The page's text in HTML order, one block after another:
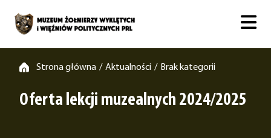
Strona główna / Aktualności / Brak kategorii
Oferta lekcji muzealnych 2024/2025